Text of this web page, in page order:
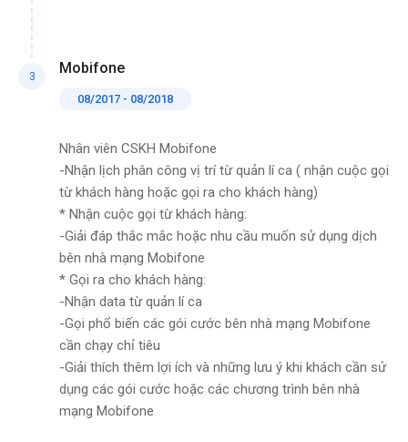
3 Mobifone
08/2017 - 08/2018
Nhân viên CSKH Mobifone
-Nhận lịch phân công vị trí từ quản lí ca ( nhận cuộc gọi
từ khách hàng hoặc gọi ra cho khách hàng)
* Nhận cuộc gọi từ khách hàng:
-Giải đáp thắc mắc hoặc nhu cầu muốn sử dụng dịch
bên nhà mạng Mobifone
* Gọi ra cho khách hàng:
-Nhận data từ quản lí ca
-Gọi phổ biến các gói cước bên nhà mạng Mobifone
cần chạy chỉ tiêu
-Giải thích thêm lợi ích và những lưu ý khi khách cần sử
dụng các gói cước hoặc các chương trình bên nhà
mạng Mobifone